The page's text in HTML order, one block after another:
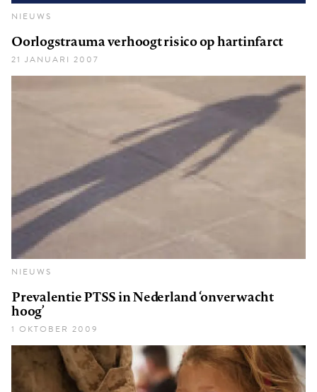
NIEUWS
Oorlogstrauma verhoogt risico op hartinfarct
21 JANUARI 2007
NIEUWS
Prevalentie PTSS in Nederland ‘onverwacht
hoog’
1 OKTOBER 2009